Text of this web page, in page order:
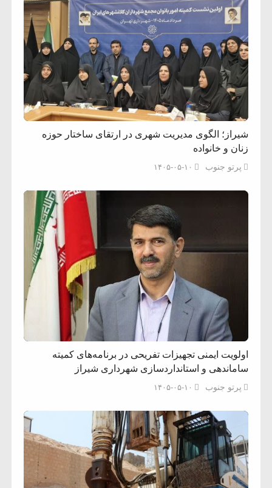
شیراز؛ الگوی مدیریت شهری در ارتقای ساختار حوزه
زنان و خانواده
پرتو جنوب ۱۴۰۵-۰۵-۱۰
اولویت ایمنی تجهیزات تفریحی در برنامه‌های کمیته
ساماندهی و استانداردسازی شهرداری شیراز
پرتو جنوب ۱۴۰۵-۰۵-۱۰